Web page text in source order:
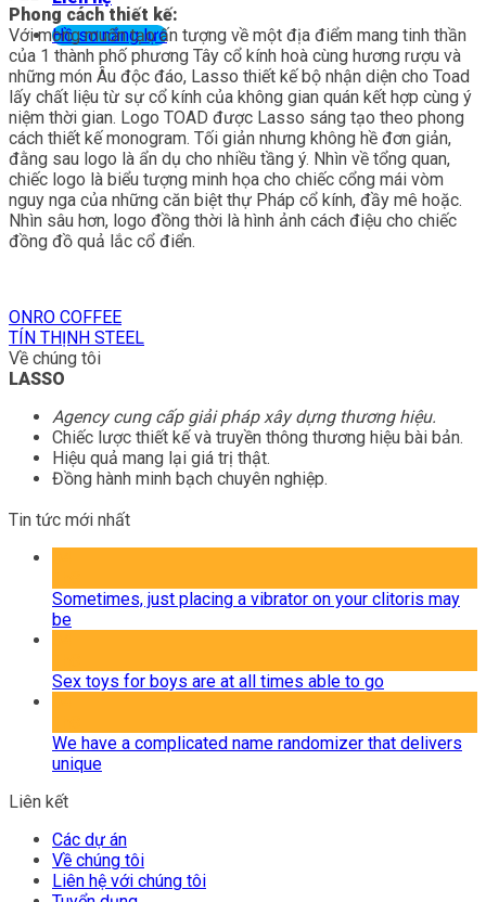
Hồ sơ năng lực
Phong cách thiết kế:
Với mong muốn tạo ấn tượng về một địa điểm mang tinh thần
của 1 thành phố phương Tây cổ kính hoà cùng hương rượu và
những món Âu độc đáo, Lasso thiết kế bộ nhận diện cho Toad
lấy chất liệu từ sự cổ kính của không gian quán kết hợp cùng ý
niệm thời gian. Logo TOAD được Lasso sáng tạo theo phong
cách thiết kế monogram. Tối giản nhưng không hề đơn giản,
đằng sau logo là ẩn dụ cho nhiều tầng ý. Nhìn về tổng quan,
chiếc logo là biểu tượng minh họa cho chiếc cổng mái vòm
nguy nga của những căn biệt thự Pháp cổ kính, đầy mê hoặc.
Nhìn sâu hơn, logo đồng thời là hình ảnh cách điệu cho chiếc
đồng đồ quả lắc cổ điển.
ONRO COFFEE
TÍN THỊNH STEEL
Về chúng tôi
LASSO
Agency cung cấp giải pháp xây dựng thương hiệu.
Chiếc lược thiết kế và truyền thông thương hiệu bài bản.
Hiệu quả mang lại giá trị thật.
Đồng hành minh bạch chuyên nghiệp.
Tin tức mới nhất
Sometimes, just placing a vibrator on your clitoris may
be
Sex toys for boys are at all times able to go
We have a complicated name randomizer that delivers
unique
Liên kết
Các dự án
Về chúng tôi
Liên hệ với chúng tôi